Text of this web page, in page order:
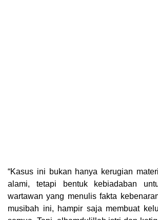
“Kasus ini bukan hanya kerugian
alami, tetapi bentuk kebiadaban
wartawan yang menulis fakta
musibah ini, hampir saja membuat